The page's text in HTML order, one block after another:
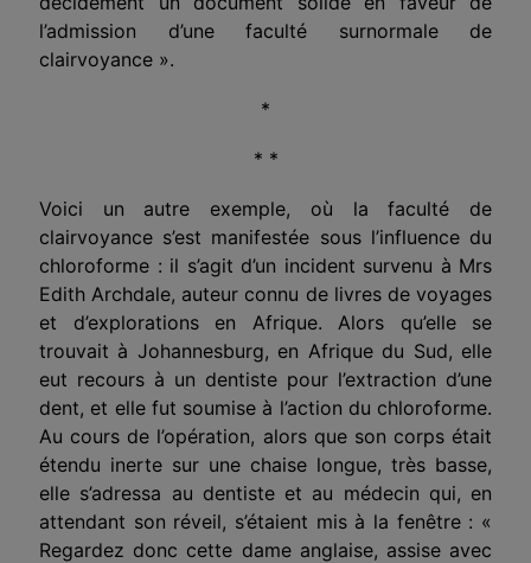
l’admission d’une faculté surnormale de
clairvoyance ».
*
* *
Voici un autre exemple, où la faculté de
clairvoyance s’est manifestée sous l’influence du
chloroforme : il s’agit d’un incident survenu à Mrs
Edith Archdale, auteur connu de livres de voyages
et d’explorations en Afrique. Alors qu’elle se
trouvait à Johannesburg, en Afrique du Sud, elle
eut recours à un dentiste pour l’extraction d’une
dent, et elle fut soumise à l’action du chloroforme.
Au cours de l’opération, alors que son corps était
étendu inerte sur une chaise longue, très basse,
elle s’adressa au dentiste et au médecin qui, en
attendant son réveil, s’étaient mis à la fenêtre : «
Regardez donc cette dame anglaise, assise avec